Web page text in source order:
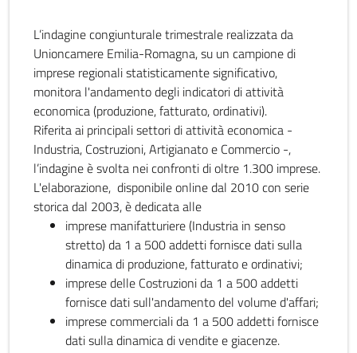
L’indagine congiunturale trimestrale realizzata da
Unioncamere Emilia-Romagna, su un campione di
imprese regionali statisticamente significativo,
monitora l'andamento degli indicatori di attività
economica (produzione, fatturato, ordinativi).
Riferita ai principali settori di attività economica -
Industria, Costruzioni, Artigianato e Commercio -,
l’indagine è svolta nei confronti di oltre 1.300 imprese.
L'elaborazione, disponibile online dal 2010 con serie
storica dal 2003, è dedicata alle
imprese manifatturiere (Industria in senso
stretto) da 1 a 500 addetti fornisce dati sulla
dinamica di produzione, fatturato e ordinativi;
imprese delle Costruzioni da 1 a 500 addetti
fornisce dati sull'andamento del volume d'affari;
imprese commerciali da 1 a 500 addetti fornisce
dati sulla dinamica di vendite e giacenze.